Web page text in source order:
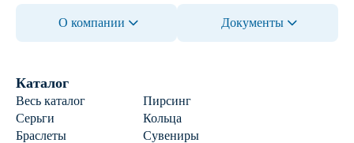
О компании Документы
Каталог
Весь каталог
Пирсинг
Серьги
Кольца
Браслеты
Сувениры